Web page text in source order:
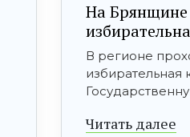
На Брянщине
В регионе
Читать далее